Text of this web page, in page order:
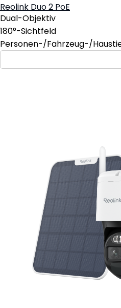
Reolink Duo 2 PoE
Dual-Objektiv
180°-Sichtfeld
Personen-/Fahrzeug-/